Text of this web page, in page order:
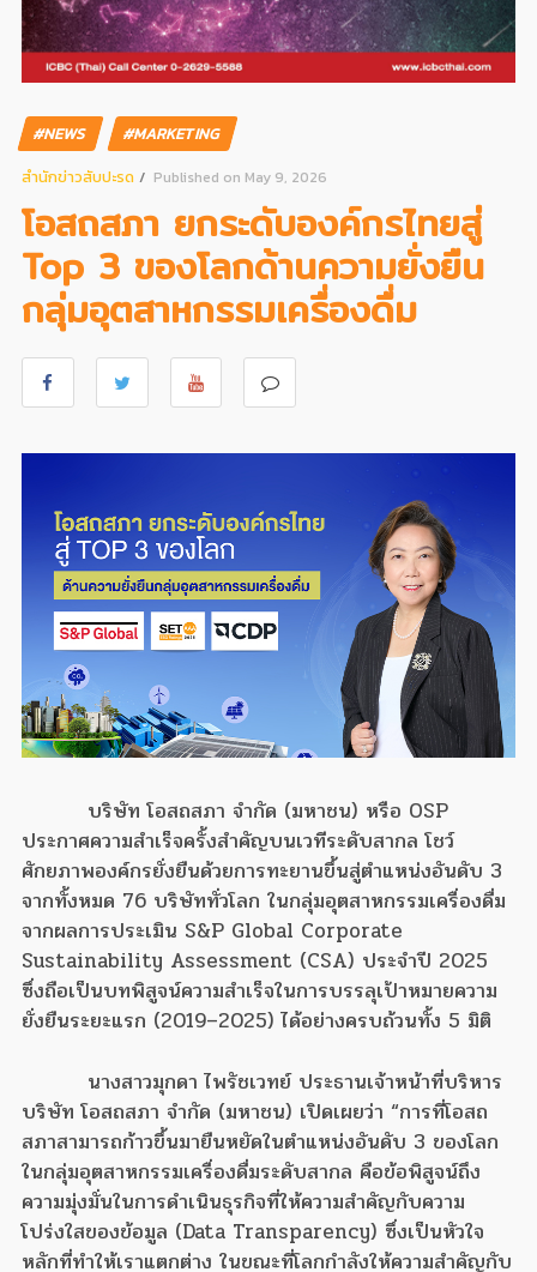
#NEWS
#MARKETING
สํานักข่าวสับปะรด
Published on May 9, 2026
โอสถสภา ยกระดับองค์กรไทยสู่
Top 3 ของโลกด้านความยั่งยืน
กลุ่มอุตสาหกรรมเครื่องดื่ม
บริษัท โอสถสภา จำกัด (มหาชน) หรือ OSP
ประกาศความสำเร็จครั้งสำคัญบนเวทีระดับสากล โชว์
ศักยภาพองค์กรยั่งยืนด้วยการทะยานขึ้นสู่ตำแหน่งอันดับ 3
จากทั้งหมด 76 บริษัททั่วโลก ในกลุ่มอุตสาหกรรมเครื่องดื่ม
จากผลการประเมิน S&P Global Corporate
Sustainability Assessment (CSA) ประจำปี 2025
ซึ่งถือเป็นบทพิสูจน์ความสำเร็จในการบรรลุเป้าหมายความ
ยั่งยืนระยะแรก (2019–2025) ได้อย่างครบถ้วนทั้ง 5 มิติ
นางสาวมุกดา ไพรัชเวทย์ ประธานเจ้าหน้าที่บริหาร
บริษัท โอสถสภา จำกัด (มหาชน) เปิดเผยว่า “การที่โอสถ
สภาสามารถก้าวขึ้นมายืนหยัดในตำแหน่งอันดับ 3 ของโลก
ในกลุ่มอุตสาหกรรมเครื่องดื่มระดับสากล คือข้อพิสูจน์ถึง
ความมุ่งมั่นในการดำเนินธุรกิจที่ให้ความสำคัญกับความ
โปร่งใสของข้อมูล (Data Transparency) ซึ่งเป็นหัวใจ
หลักที่ทำให้เราแตกต่าง ในขณะที่โลกกำลังให้ความสำคัญกับ